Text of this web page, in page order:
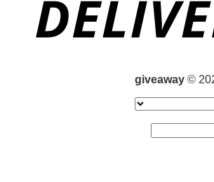
giveaway